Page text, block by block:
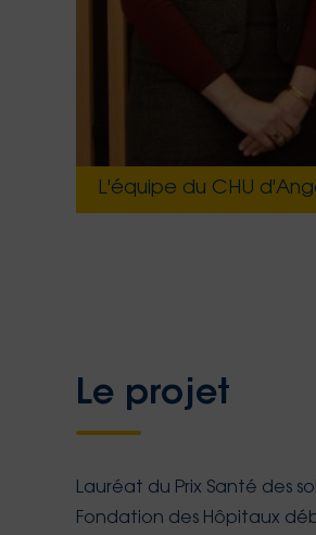
L'équipe du CHU
Le projet
Lauréat du Prix Santé des
Fondation des Hôpitaux